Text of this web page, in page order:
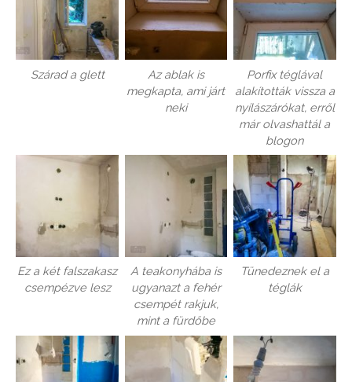
Szárad a glett
Az ablak is
megkapta, ami járt
neki
Porfix téglával
alakították vissza a
nyílászárókat, erről
már olvashattál a
blogon
Ez a két falszakasz
csempézve lesz
A teakonyhába is
ugyanazt a fehér
csempét rakjuk,
mint a fürdőbe
Tünedeznek el a
téglák